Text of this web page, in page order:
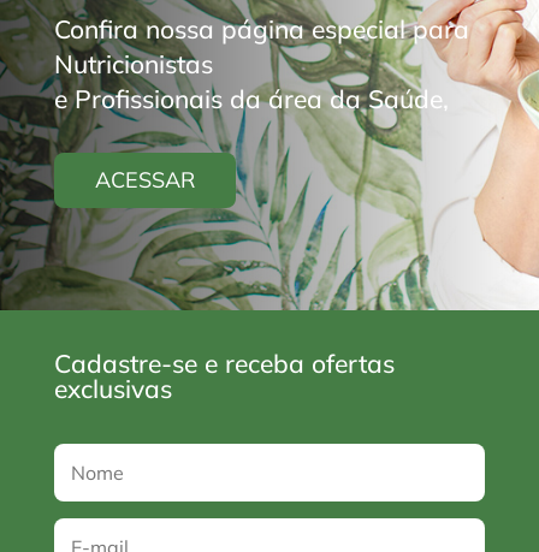
Confira nossa página especial para
Nutricionistas
e Profissionais da área da Saúde,
ACESSAR
Cadastre-se e receba ofertas
exclusivas